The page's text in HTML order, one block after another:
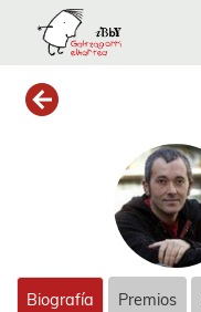
Biografía Premios